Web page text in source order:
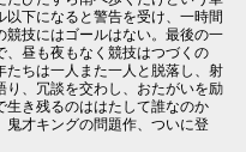
下になると警告を受け、一時間
競技にはゴールはない。最後の一
、昼も夜もなく競技はつづくの
ちは一人また一人と脱落し、射
、冗談を交わし、おたがいを励
生き残るのははたして誰なのか
才キングの問題作、ついに登